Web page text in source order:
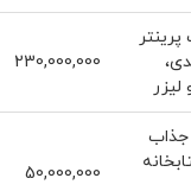
230,000,000
جذاب
50,000,000